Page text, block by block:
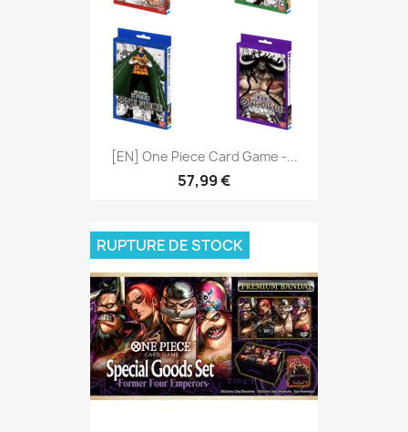
[EN] One Piece Card Game -...
57,99 €
RUPTURE DE STOCK